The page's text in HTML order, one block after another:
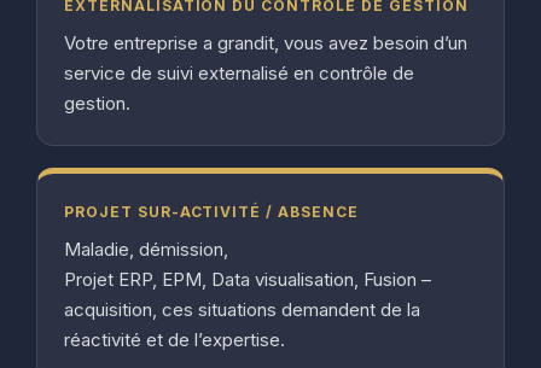
EXTERNALISATION DU CONTRÔLE DE GESTION
Votre entreprise a grandit, vous avez besoin d’un
service de suivi externalisé en contrôle de
gestion.
PROJET SUR-ACTIVITÉ / ABSENCE
Maladie, démission,
Projet ERP, EPM, Data visualisation, Fusion –
acquisition, ces situations demandent de la
réactivité et de l’expertise.